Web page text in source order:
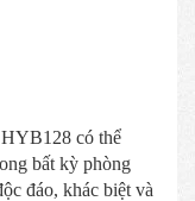
có thể
bất kỳ phòng
đáo, khác biệt và